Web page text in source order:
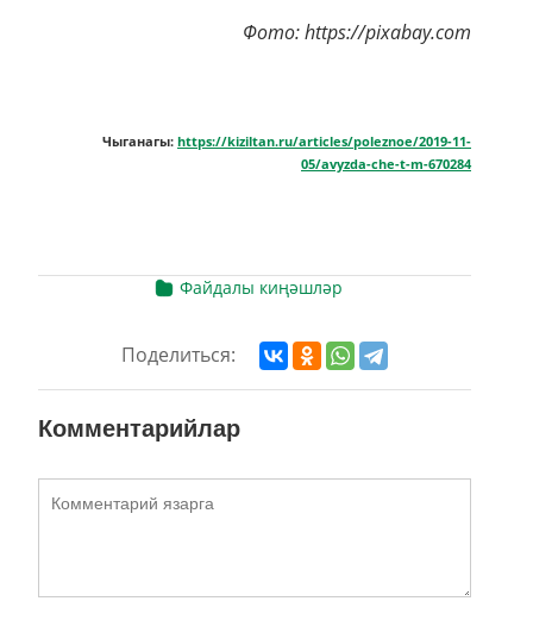
Фото: https://pixabay.com
Чыганагы: https://kiziltan.ru/articles/poleznoe/2019-11-
05/avyzda-che-t-m-670284
Файдалы киңәшләр
Поделиться:
Комментарийлар